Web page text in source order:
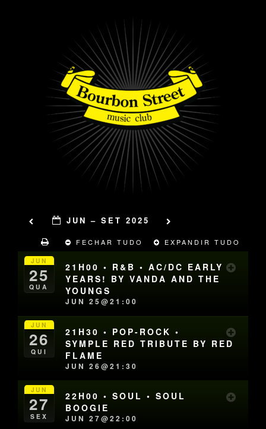
JUN – SET 2025
FECHAR TUDO EXPANDIR TUDO
JUN
25
QUA
21H00 • R&B • AC/DC EARLY
YEARS! BY VANDA AND THE
YOUNGS
JUN 25@21:00
JUN
26
QUI
21H30 • POP-ROCK •
SYMPLE RED TRIBUTE BY RED
FLAME
JUN 26@21:30
JUN
27
SEX
22H00 • SOUL • SOUL
BOOGIE
JUN 27@22:00